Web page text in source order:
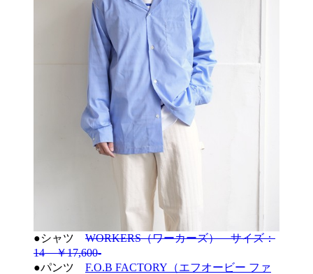
●シャツ WORKERS（ワーカーズ） サイズ：
14 ￥17,600-
●パンツ F.O.B FACTORY（エフオービー ファ